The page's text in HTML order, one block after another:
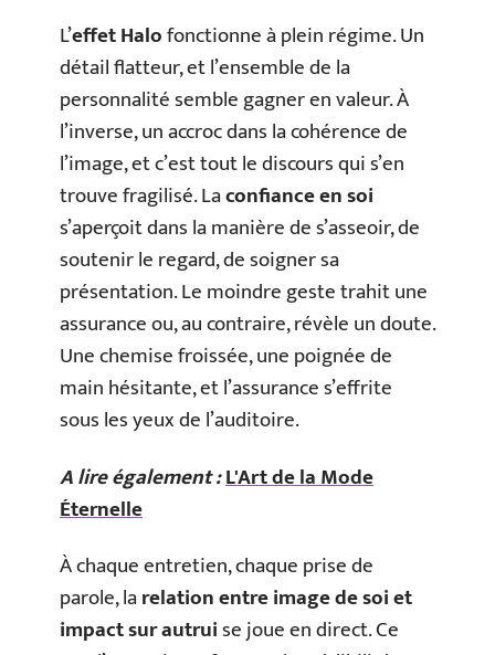
L’effet Halofonctionne à plein régime. Un
détail flatteur, et l’ensemble de la
personnalité semble gagner en valeur. À
l’inverse, un accroc dans la cohérence de
l’image, et c’est tout le discours qui s’en
trouve fragilisé. Laconfiance en soi
s’aperçoit dans la manière de s’asseoir, de
soutenir le regard, de soigner sa
présentation. Le moindre geste trahit une
assurance ou, au contraire, révèle un doute.
Une chemise froissée, une poignée de
main hésitante, et l’assurance s’effrite
sous les yeux de l’auditoire.
A lire également :L'Art de la Mode
Éternelle
À chaque entretien, chaque prise de
parole, larelation entre image de soi et
impact sur autruise joue en direct. Ce